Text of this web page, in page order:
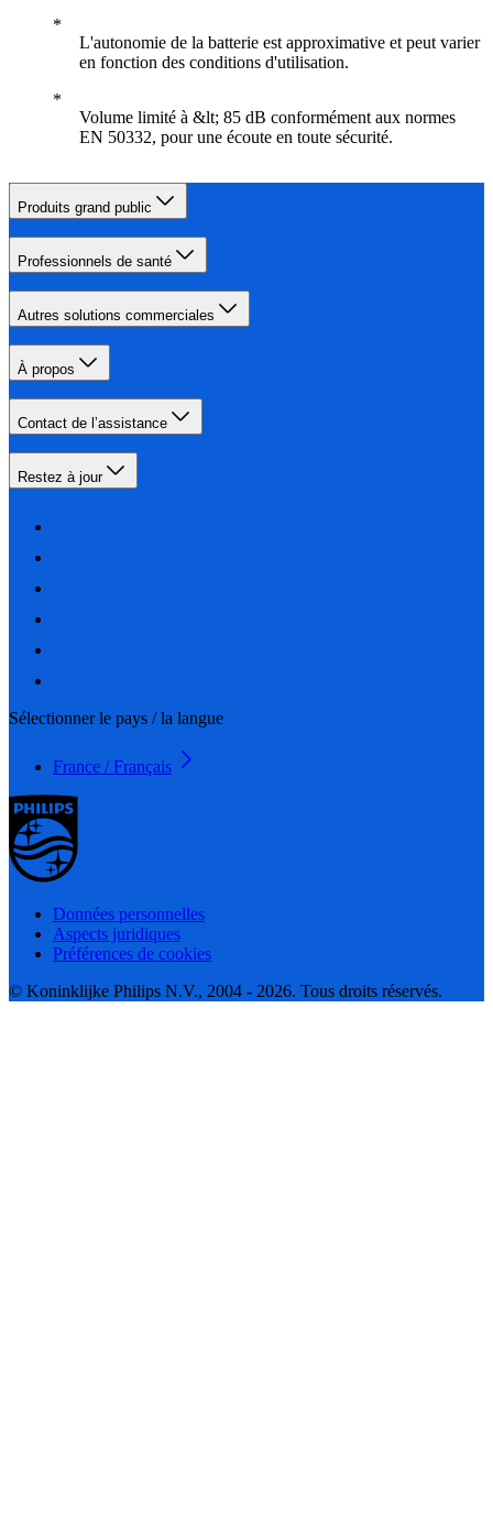
L'autonomie de la batterie est approximative et peut varier
en fonction des conditions d'utilisation.
Volume limité à &lt; 85 dB conformément aux normes
EN 50332, pour une écoute en toute sécurité.
Produits grand public
Professionnels de santé
Autres solutions commerciales
À propos
Contact de l’assistance
Restez à jour
Sélectionner le pays / la langue
France / Français
Données personnelles
Aspects juridiques
Préférences de cookies
© Koninklijke Philips N.V., 2004 - 2026. Tous droits réservés.